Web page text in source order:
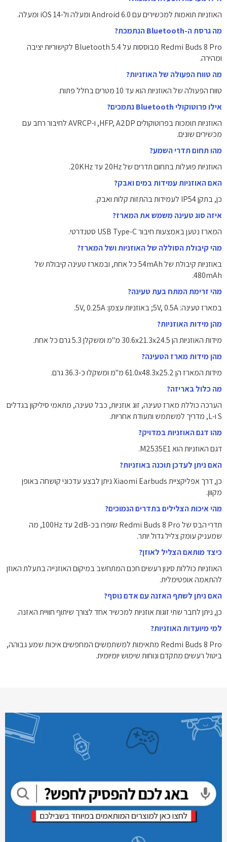
האוזניות תואמות למכשירים עם Android 6.0 ומעלה ול-iOS 14 ומעלה.
מה גרסת ה-Bluetooth הנתמכת?
Redmi Buds 8 Pro מבוססות על Bluetooth 5.4 לקישוריות יציבה
ומהירה.
מה טווח הפעולה של האוזניות?
טווח הפעולה של האוזניות הוא עד 10 מטרים בחלל פתוח.
אילו פרוטוקולי Bluetooth נתמכים?
האוזניות תומכות בפרוטוקולים HFP, A2DP, ו-AVRCP לחיבור רחב עם
מכשירים שונים.
מהו תחום תדרי השמע?
האוזניות פועלות בתחום תדרים של 20Hz עד 20KHz.
האם האוזניות עמידות במים ואבק?
כן, בתקן IP54 לעמידות בהתזות קלות ואבק.
איזה סוג טעינה משמש את המארז?
המארז נטען באמצעות חיבור USB Type-C סטנדרטי.
מהי קיבולת הסוללה של האוזניות ושל המארז?
באוזניות קיבולת של 54mAh כל אחת, ובמארז טעינה קיבולת של
480mAh.
מהי זרימת המתח בעת טעינה?
במארז טעינה: 5V, 0.5A; באוזניות עצמן: 5V, 0.25A.
מהן מידות האוזניות?
מידות האוזניות הן 30.6x21.3x24.5 מ"מ ומשקלן 5.3 גרם כל אחת.
מהן מידות מארז הטעינה?
מידות המארז הן 61.0x48.3x25.2 מ"מ ומשקלו כ-36.3 גרם.
מה כלול באריזה?
הערכה כוללת מארז טעינה, זוג אוזניות, כבל טעינה, מתאמי סיליקון בגדלים
S ו-L, מדריך למשתמש ותעודת אחריות.
מהו דגם האוזניות במדויק?
דגם האוזניות הוא M2535E1.
האם ניתן לעדכן תוכנה באוזניות?
כן, דרך אפליקציית Xiaomi Earbuds ניתן לבצע עדכוני קושחה באופן
מקוון.
מהי איכות הצלילים בתדרים הנמוכים?
תדרי הבס של Redmi Buds 8 Pro שופרו בכ-2dB עד 100Hz, מה
שמעניק עומק צליל גדול יותר.
כיצד מותאם הצליל לאוזן?
האוזניות כוללות סינון רעשים חכם המתחשב במיקום האוזנייה בתעלת האוזן
להתאמה אופטימלית.
האם ניתן לשתף האזנה עם אדם נוסף?
כן, ניתן לחבר שתי זוגות אוזניות למכשיר אחד לצורך שיתוף חוויית האזנה.
למי מיועדות האוזניות?
Redmi Buds 8 Pro מתאימות למשתמשים המחפשים איכות שמע גבוהה,
ביטול רעשים מתקדם ונוחות שימוש יומיומית.